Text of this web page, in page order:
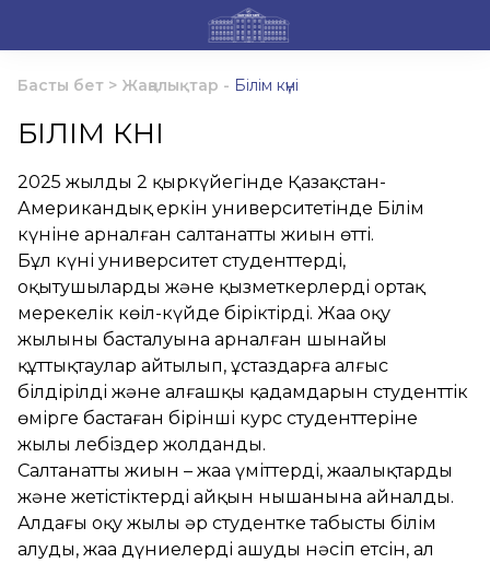
Басты бет > Жаңалықтар - Білім күні
БІЛІМ КҮНІ
2025 жылдың 2 қыркүйегінде Қазақстан-
Американдық еркін университетінде Білім
күніне арналған салтанатты жиын өтті.
Бұл күні университет студенттерді,
оқытушыларды және қызметкерлерді ортақ
мерекелік көңіл-күйде біріктірді. Жаңа оқу
жылының басталуына арналған шынайы
құттықтаулар айтылып, ұстаздарға алғыс
білдірілді және алғашқы қадамдарын студенттік
өмірге бастаған бірінші курс студенттеріне
жылы лебіздер жолданды.
Салтанатты жиын – жаңа үміттердің, жаңалықтардың
және жетістіктердің айқын нышанына айналды.
Алдағы оқу жылы әр студентке табысты білім
алуды, жаңа дүниелерді ашуды нәсіп етсін, ал